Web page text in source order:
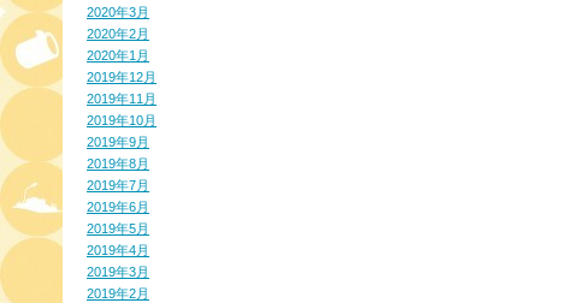
2020年3月
2020年2月
2020年1月
2019年12月
2019年11月
2019年10月
2019年9月
2019年8月
2019年7月
2019年6月
2019年5月
2019年4月
2019年3月
2019年2月